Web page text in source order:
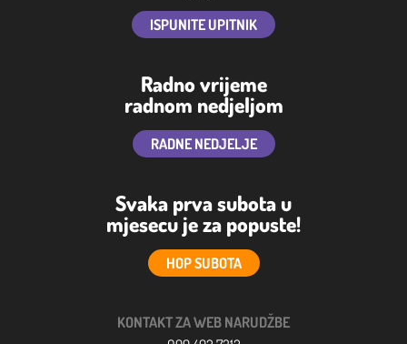
ISPUNITE UPITNIK
Radno vrijeme
radnom nedjeljom
RADNE NEDJELJE
Svaka prva subota u
mjesecu je za popuste!
HOP SUBOTA
KONTAKT ZA WEB NARUDŽBE